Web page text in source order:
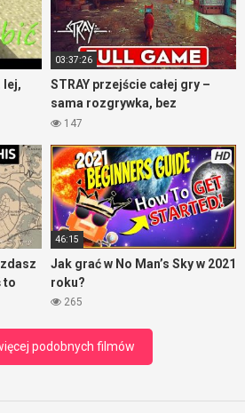
nowym bocie, nowych
specjalnie dla PS5. Omówienie
rzeczy znajdziecie oczywiście
lej,
03:37:26
STRAY przejście całej gry –
sama rozgrywka, bez
komentarza
147
to
HD
46:15
Jak grać w No Man’s Sky w 2021
roku?
265
podobnych filmów